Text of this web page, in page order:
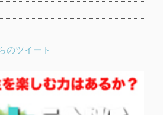
のツイート